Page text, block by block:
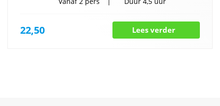
22,50 Lees verder